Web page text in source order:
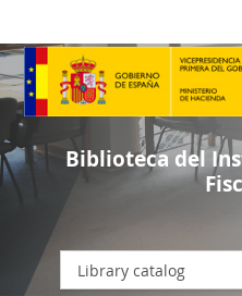
Biblioteca del
Library catalog